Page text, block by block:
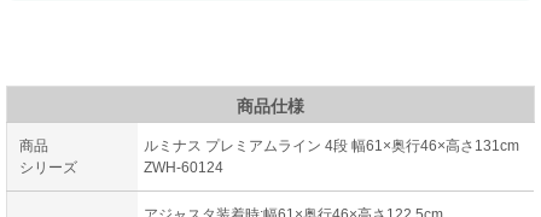
商品仕様
商品
シリーズ
ルミナス プレミアムライン 4段 幅61×奥行46×高さ131cm
ZWH-60124